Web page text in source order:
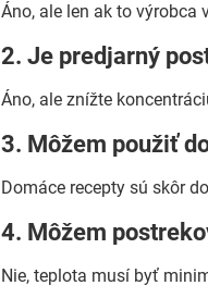
Áno, ale len ak to
2. Je predjarný
Áno, ale znížte
3. Môžem použiť
Domáce recepty sú skôr
4. Môžem
Nie, teplota musí byť